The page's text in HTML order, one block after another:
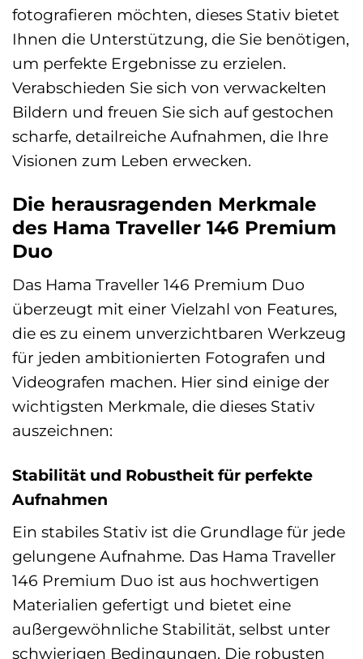
fotografieren möchten, dieses Stativ bietet
Ihnen die Unterstützung, die Sie benötigen,
um perfekte Ergebnisse zu erzielen.
Verabschieden Sie sich von verwackelten
Bildern und freuen Sie sich auf gestochen
scharfe, detailreiche Aufnahmen, die Ihre
Visionen zum Leben erwecken.
Die herausragenden Merkmale
des Hama Traveller 146 Premium
Duo
Das Hama Traveller 146 Premium Duo
überzeugt mit einer Vielzahl von Features,
die es zu einem unverzichtbaren Werkzeug
für jeden ambitionierten Fotografen und
Videografen machen. Hier sind einige der
wichtigsten Merkmale, die dieses Stativ
auszeichnen:
Stabilität und Robustheit für perfekte
Aufnahmen
Ein stabiles Stativ ist die Grundlage für jede
gelungene Aufnahme. Das Hama Traveller
146 Premium Duo ist aus hochwertigen
Materialien gefertigt und bietet eine
außergewöhnliche Stabilität, selbst unter
schwierigen Bedingungen. Die robusten